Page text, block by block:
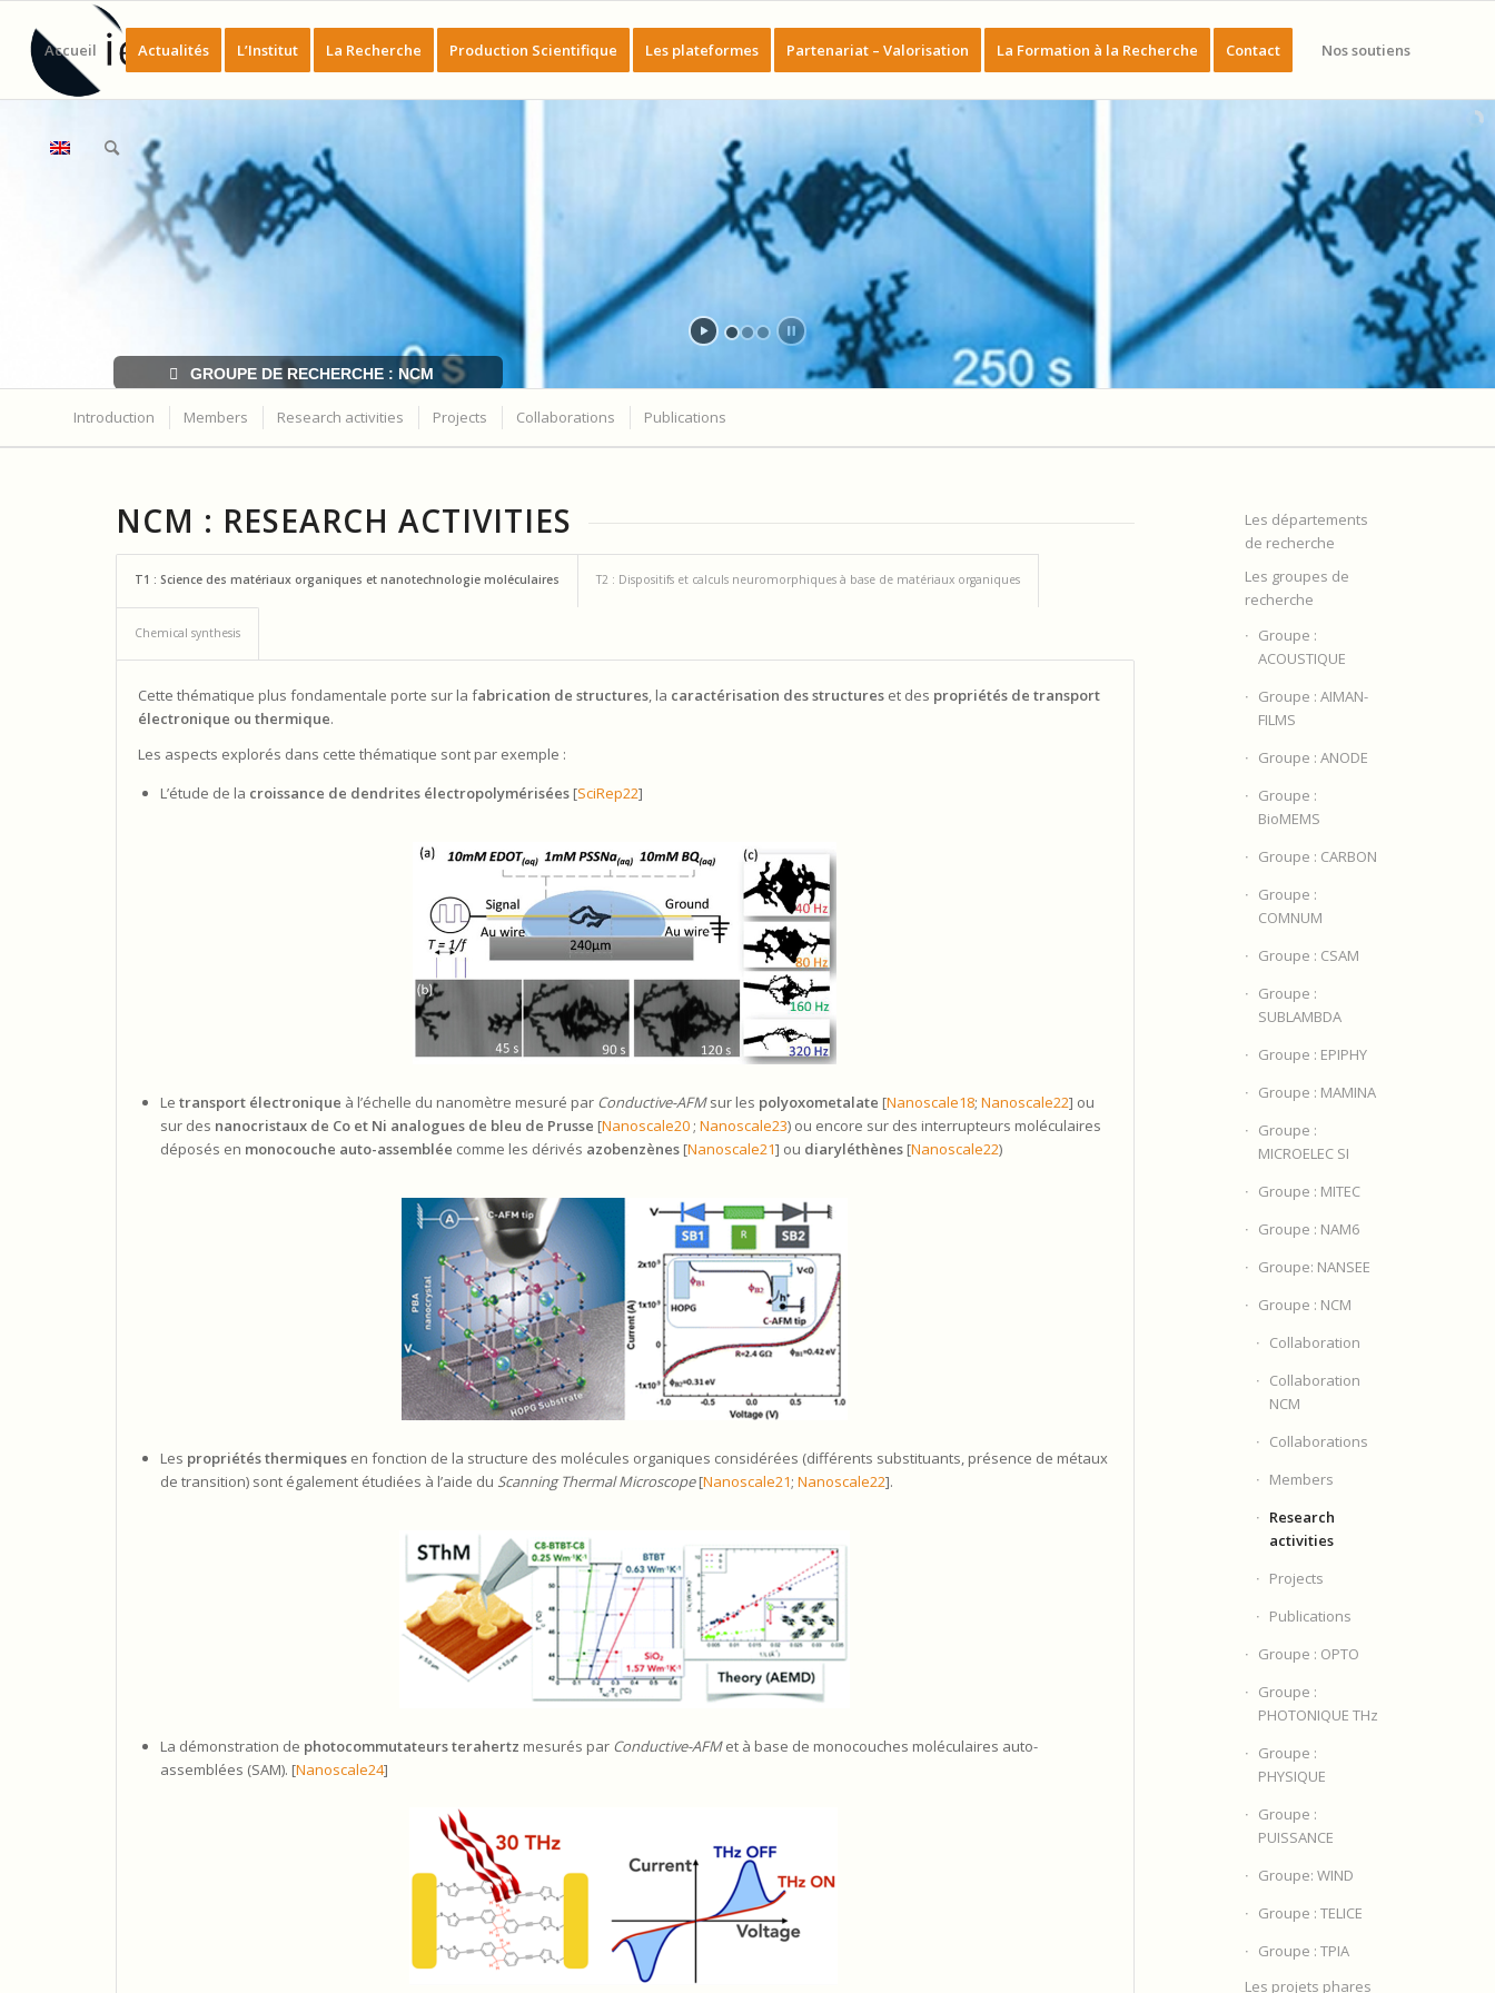
Accueil Actualités L’Institut La Recherche Production Scientifique Les plateformes Partenariat – Valorisation La Formation à la Recherche Contact Nos soutiens
GROUPE DE RECHERCHE : NCM
Introduction Members Research activities Projects Collaborations Publications
NCM : RESEARCH ACTIVITIES
T1 : Science des matériaux organiques et nanotechnologie moléculaires T2 : Dispositifs et calculs neuromorphiques à base de matériaux organiques
Chemical synthesis
Cette thématique plus fondamentale porte sur la fabrication de structures, la caractérisation des structureset des propriétés de transport
électronique ou thermique.
Les aspects explorés dans cette thématique sont par exemple :
L’étude de la croissance de dendrites électropolymérisées[SciRep22]
Le transport électronique à l’échelle du nanomètre mesuré par Conductive-AFMsur les polyoxometalate [Nanoscale18; Nanoscale22] ou
sur des nanocristaux de Co et Ni analogues de bleu de Prusse [Nanoscale20; Nanoscale23) ou encore sur des interrupteurs moléculaires
déposés en monocouche auto-assemblée comme les dérivés azobenzènes[Nanoscale21] ou diaryléthènes[Nanoscale22)
Les propriétés thermiquesen fonction de la structure des molécules organiques considérées (différents substituants, présence de métaux
de transition) sont également étudiées à l’aide du Scanning Thermal Microscope[Nanoscale21; Nanoscale22].
La démonstration de photocommutateursterahertz mesurés par Conductive-AFMet à base de monocouches moléculaires auto-
assemblées (SAM). [Nanoscale24]
Les départements
de recherche
Les groupes de
recherche
Groupe :
ACOUSTIQUE
Groupe : AIMAN-
FILMS
Groupe : ANODE
Groupe :
BioMEMS
Groupe : CARBON
Groupe :
COMNUM
Groupe : CSAM
Groupe :
SUBLAMBDA
Groupe : EPIPHY
Groupe : MAMINA
Groupe :
MICROELEC SI
Groupe : MITEC
Groupe : NAM6
Groupe: NANSEE
Groupe : NCM
Collaboration
Collaboration
NCM
Collaborations
Members
Research
activities
Projects
Publications
Groupe : OPTO
Groupe :
PHOTONIQUE THz
Groupe :
PHYSIQUE
Groupe :
PUISSANCE
Groupe: WIND
Groupe : TELICE
Groupe : TPIA
Les projets phares